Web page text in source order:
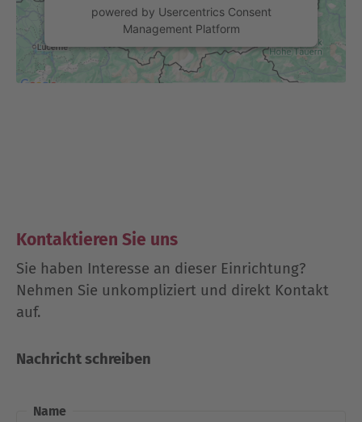
powered by Usercentrics Consent
Management Platform
Kontaktieren Sie uns
Sie haben Interesse an dieser Einrichtung?
Nehmen Sie unkompliziert und direkt Kontakt
auf.
Nachricht schreiben
Name